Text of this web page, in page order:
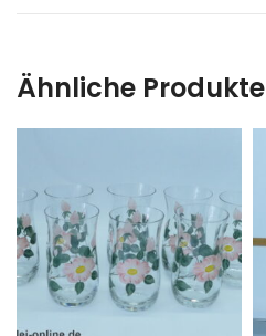
Ähnliche Produkte